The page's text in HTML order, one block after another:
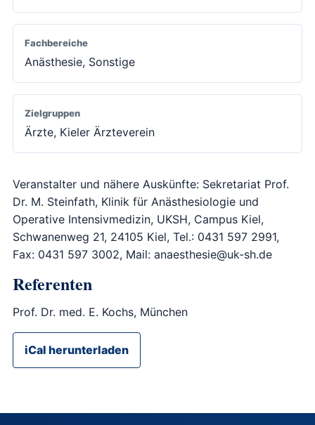
Fachbereiche
Anästhesie, Sonstige
Zielgruppen
Ärzte, Kieler Ärzteverein
Veranstalter und nähere Auskünfte: Sekretariat Prof.
Dr. M. Steinfath, Klinik für Anästhesiologie und
Operative Intensivmedizin, UKSH, Campus Kiel,
Schwanenweg 21, 24105 Kiel, Tel.: 0431 597 2991,
Fax: 0431 597 3002, Mail: anaesthesie@uk-sh.de
Referenten
Prof. Dr. med. E. Kochs, München
iCal herunterladen